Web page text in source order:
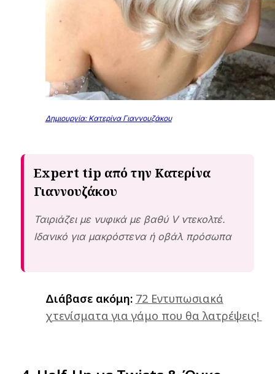
Δημιουργία: Κατερίνα Γιαννουζάκου
Expert tip από την Κατερίνα
Γιαννουζάκου
Ταιριάζει με νυφικά με βαθύ V ντεκολτέ.
Ιδανικό για μακρόστενα ή οβάλ πρόσωπα
Διάβασε ακόμη: 72 Εντυπωσιακά
χτενίσματα για γάμο που θα λατρέψεις!